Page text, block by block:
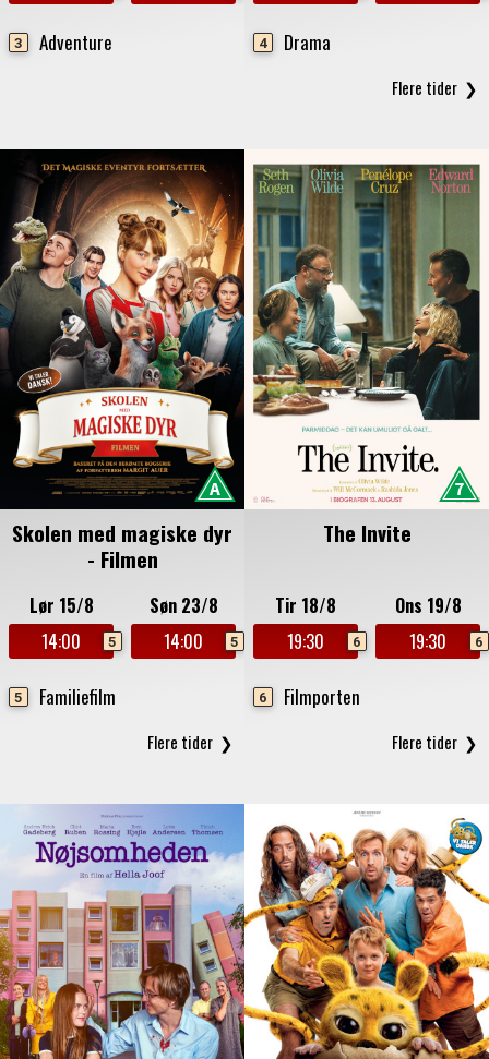
3 Adventure 4 Drama
Skolen med magiske dyr
- Filmen
Lør 15/8
14:00
5
Søn 23/8
14:00
5
5 Familiefilm
The Invite
Tir 18/8
19:30
6
Ons 19/8
19:30
6
6 Filmporten